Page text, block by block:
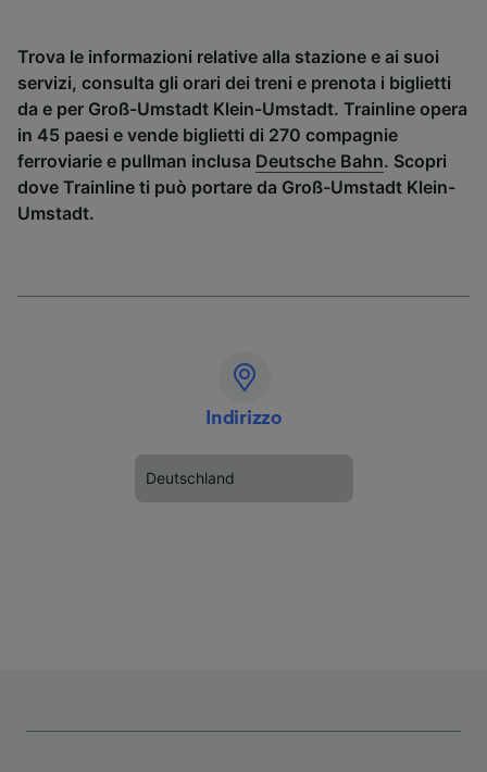
Trova le informazioni relative alla stazione e ai suoi
servizi, consulta gli orari dei treni e prenota i biglietti
da e per Groß-Umstadt Klein-Umstadt. Trainline opera
in 45 paesi e vende biglietti di 270 compagnie
ferroviarie e pullman inclusa Deutsche Bahn. Scopri
dove Trainline ti può portare da Groß-Umstadt Klein-
Umstadt.
Indirizzo
Deutschland